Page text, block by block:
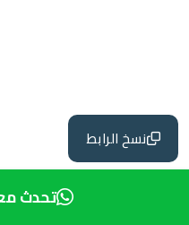
نسخ الرابط
تحدث